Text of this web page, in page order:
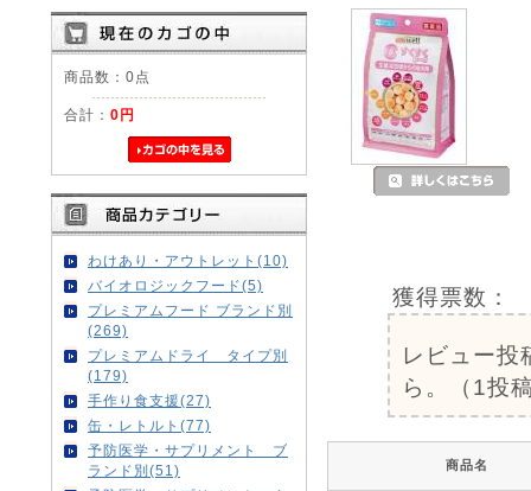
商品数：0点
合計： 0円
わけあり・アウトレット(10)
バイオロジックフード(5)
プレミアムフード ブランド別
(269)
プレミアムドライ タイプ別
(179)
手作り食支援(27)
缶・レトルト(77)
予防医学・サプリメント ブ
ランド別(51)
獲得票数：
レビュー投
ら。（1投
商品名